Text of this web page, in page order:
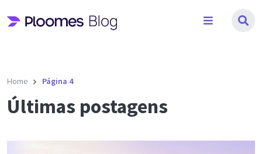
para
Home Página 4
Últimas postagens